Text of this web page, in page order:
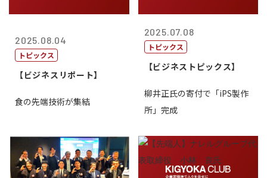
2025.08.04
トピックス
【ビジネスリポート】
食の先端技術が集結
2025.07.08
トピックス
【ビジネストピックス】
柳井正氏の寄付で「iPS製作
所」完成